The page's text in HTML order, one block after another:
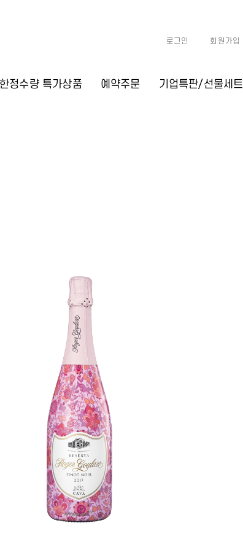
한정수량 특가상품 예약주문 기업특판/선물세트
로그인 회원가입